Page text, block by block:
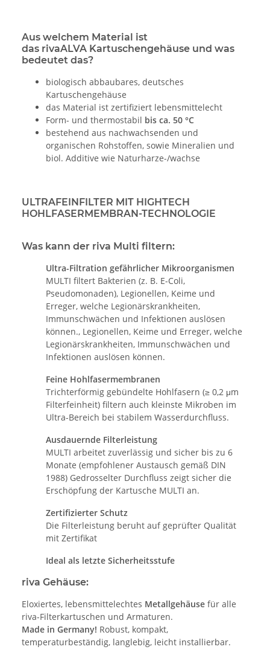
Aus welchem Material ist
das rivaALVA Kartuschengehäuse und was
bedeutet das?
biologisch abbaubares, deutsches
Kartuschengehäuse
das Material ist zertifiziert lebensmittelecht
Form- und thermostabil bis ca. 50 °C
bestehend aus nachwachsenden und
organischen Rohstoffen, sowie Mineralien und
biol. Additive wie Naturharze-/wachse
ULTRAFEINFILTER MIT HIGHTECH
HOHLFASERMEMBRAN-TECHNOLOGIE
Was kann der riva Multi filtern:
Ultra-Filtration gefährlicher Mikroorganismen
MULTI filtert Bakterien (z. B. E-Coli,
Pseudomonaden), Legionellen, Keime und
Erreger, welche Legionärskrankheiten,
Immunschwächen und Infektionen auslösen
können., Legionellen, Keime und Erreger, welche
Legionärskrankheiten, Immunschwächen und
Infektionen auslösen können.
Feine Hohlfasermembranen
Trichterförmig gebündelte Hohlfasern (≥ 0,2 μm
Filterfeinheit) filtern auch kleinste Mikroben im
Ultra-Bereich bei stabilem Wasserdurchfluss.
Ausdauernde Filterleistung
MULTI arbeitet zuverlässig und sicher bis zu 6
Monate (empfohlener Austausch gemäß DIN
1988) Gedrosselter Durchfluss zeigt sicher die
Erschöpfung der Kartusche MULTI an.
Zertifizierter Schutz
Die Filterleistung beruht auf geprüfter Qualität
mit Zertifikat
Ideal als letzte Sicherheitsstufe
riva Gehäuse:
Eloxiertes, lebensmittelechtes Metallgehäuse für alle
riva-Filterkartuschen und Armaturen.
Made in Germany! Robust, kompakt,
temperaturbeständig, langlebig, leicht installierbar.